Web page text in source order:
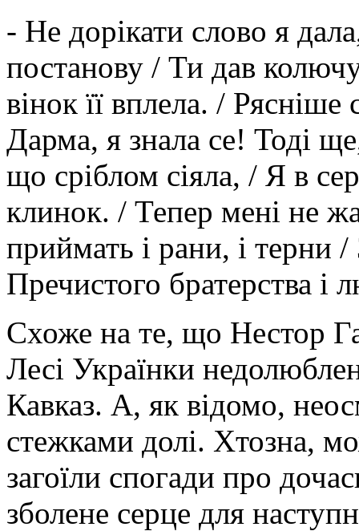
- Не дорікати слово я
постанову / Ти дав
вінок її вплела. /
Дарма, я знала се! Тоді
що сріблом сіяла, / Я в
клинок. / Тепер мені не
приймать і рани, і терни /
Пречистого братерства і
Схоже на те, що Нестор
Лесі Українки
Кавказ. А, як відомо,
стежками долі. Хтозна,
загоїли спогади про
зболене серце для